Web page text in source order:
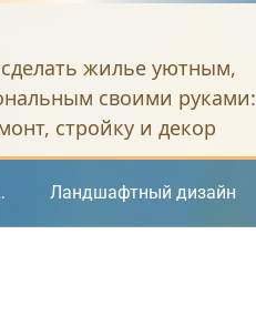
жилье уютным,
своими руками:
стройку и декор
Ландшафтный дизайн